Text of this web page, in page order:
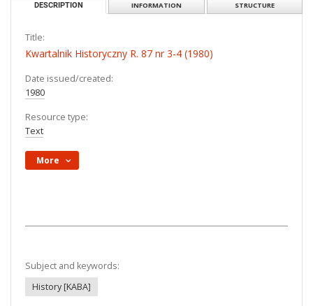
DESCRIPTION INFORMATION STRUCTURE
Title:
Kwartalnik Historyczny R. 87 nr 3-4 (1980)
Date issued/created:
1980
Resource type:
Text
More
Subject and keywords:
History [KABA]